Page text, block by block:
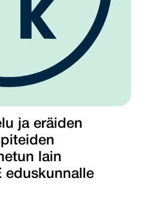
ja eräiden
lain
eduskunnalle